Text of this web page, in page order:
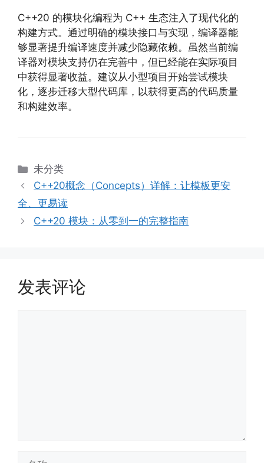
C++20 的模块化编程为 C++ 生态注入了现代化的
构建方式。通过明确的模块接口与实现，编译器能
够显著提升编译速度并减少隐藏依赖。虽然当前编
译器对模块支持仍在完善中，但已经能在实际项目
中获得显著收益。建议从小型项目开始尝试模块
化，逐步迁移大型代码库，以获得更高的代码质量
和构建效率。
分
类
未分类
C++20概念（Concepts）详解：让模板更安
全、更易读
C++20 模块：从零到一的完整指南
发表评论